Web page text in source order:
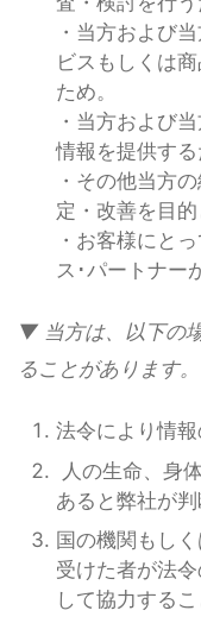
・当方および
ビスもしくは
ため。
・当方および
情報を提供する
・その他当方
定・改善を目
・お客様にと
ス･パートナー
▼ 当方は、以下の
ることがあります。
法令により情報
人の生命、身
あると弊社が判
国の機関もし
受けた者が法
して協力するこ